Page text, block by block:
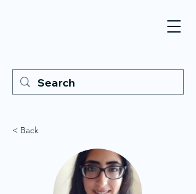
< Back